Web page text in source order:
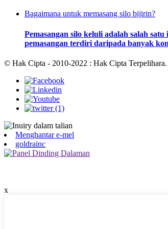
Bagaimana untuk memasang silo bijirin?
Pemasangan silo keluli adalah salah
pemasangan terdiri daripada banyak
© Hak Cipta - 2010-2022 : Hak Cipta Terpelihara.
Menghantar e-mel
goldrainc
x